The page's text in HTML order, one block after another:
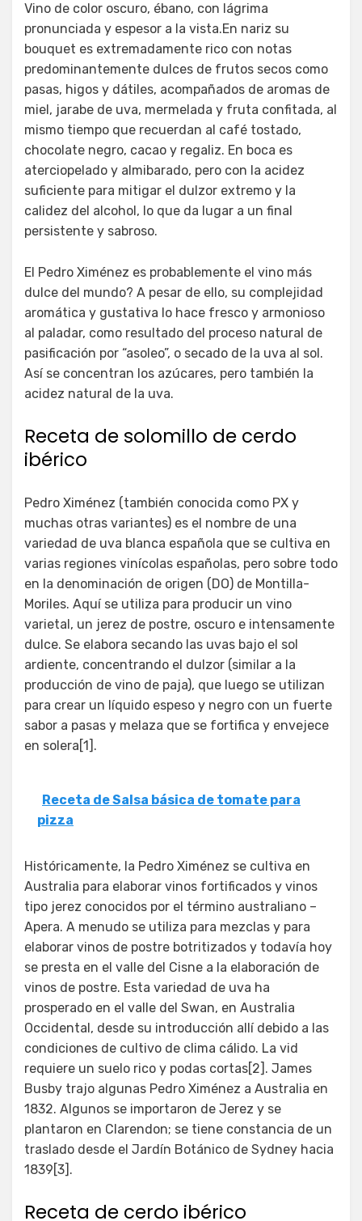
Vino de color oscuro, ébano, con lágrima
pronunciada y espesor a la vista.En nariz su
bouquet es extremadamente rico con notas
predominantemente dulces de frutos secos como
pasas, higos y dátiles, acompañados de aromas de
miel, jarabe de uva, mermelada y fruta confitada, al
mismo tiempo que recuerdan al café tostado,
chocolate negro, cacao y regaliz. En boca es
aterciopelado y almibarado, pero con la acidez
suficiente para mitigar el dulzor extremo y la
calidez del alcohol, lo que da lugar a un final
persistente y sabroso.
El Pedro Ximénez es probablemente el vino más
dulce del mundo? A pesar de ello, su complejidad
aromática y gustativa lo hace fresco y armonioso
al paladar, como resultado del proceso natural de
pasificación por “asoleo”, o secado de la uva al sol.
Así se concentran los azúcares, pero también la
acidez natural de la uva.
Receta de solomillo de cerdo
ibérico
Pedro Ximénez (también conocida como PX y
muchas otras variantes) es el nombre de una
variedad de uva blanca española que se cultiva en
varias regiones vinícolas españolas, pero sobre todo
en la denominación de origen (DO) de Montilla-
Moriles. Aquí se utiliza para producir un vino
varietal, un jerez de postre, oscuro e intensamente
dulce. Se elabora secando las uvas bajo el sol
ardiente, concentrando el dulzor (similar a la
producción de vino de paja), que luego se utilizan
para crear un líquido espeso y negro con un fuerte
sabor a pasas y melaza que se fortifica y envejece
en solera[1].
Receta de Salsa básica de tomate para
pizza
Históricamente, la Pedro Ximénez se cultiva en
Australia para elaborar vinos fortificados y vinos
tipo jerez conocidos por el término australiano –
Apera. A menudo se utiliza para mezclas y para
elaborar vinos de postre botritizados y todavía hoy
se presta en el valle del Cisne a la elaboración de
vinos de postre. Esta variedad de uva ha
prosperado en el valle del Swan, en Australia
Occidental, desde su introducción allí debido a las
condiciones de cultivo de clima cálido. La vid
requiere un suelo rico y podas cortas[2]. James
Busby trajo algunas Pedro Ximénez a Australia en
1832. Algunos se importaron de Jerez y se
plantaron en Clarendon; se tiene constancia de un
traslado desde el Jardín Botánico de Sydney hacia
1839[3].
Receta de cerdo ibérico